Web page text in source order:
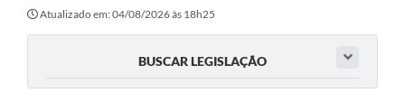
Atualizado em: 04/08/2026 às 18h25
BUSCAR LEGISLAÇÃO